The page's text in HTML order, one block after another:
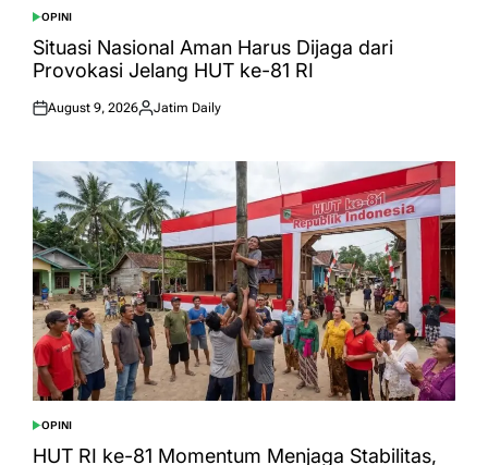
POSTED
IN
OPINI
Situasi Nasional Aman Harus Dijaga dari
Provokasi Jelang HUT ke-81 RI
Posted
August 9, 2026
Posted
Jatim Daily
POSTED
IN
OPINI
HUT RI ke-81 Momentum Menjaga Stabilitas,